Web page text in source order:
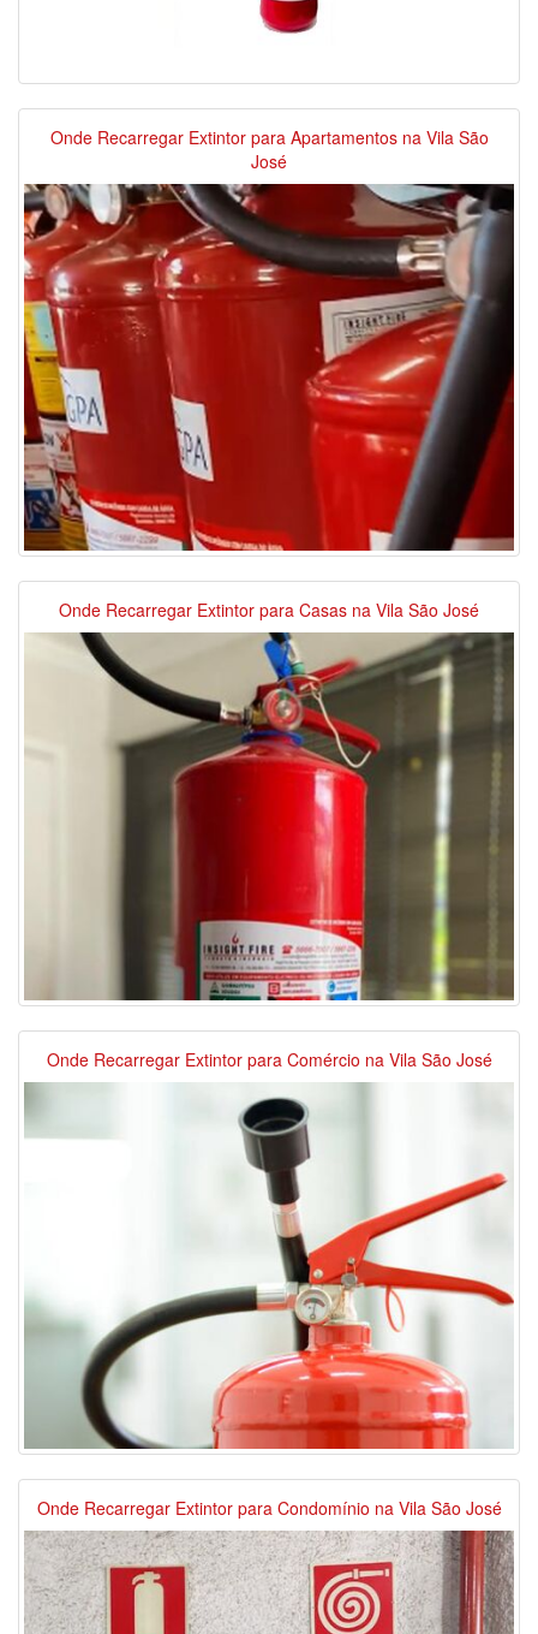
Onde Recarregar Extintor para Apartamentos na Vila São
José
Onde Recarregar Extintor para Casas na Vila São José
Onde Recarregar Extintor para Comércio na Vila São José
Onde Recarregar Extintor para Condomínio na Vila São José